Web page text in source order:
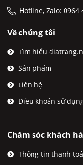
Hotline, Zalo: 0964
Về chúng tôi
Tìm hiểu
Sản phẩm
Liên hệ
Điều khoản sử
Chăm sóc khách
Thông tin thanh